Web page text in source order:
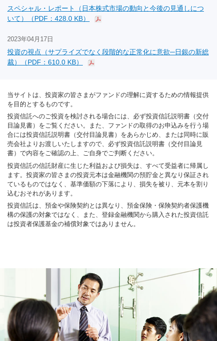
スペシャル・レポート（日本株式市場の動向と今後の見通しにつ
いて）（PDF：428.0 KB）
2023年04月17日
投資の視点（サプライズでなく段階的な正常化に意欲─日銀の新総
裁）（PDF：610.0 KB）
当サイトは、投資家の皆さまがファンドの理解に資するための情報提供
を目的とするものです。
投資信託へのご投資を検討される場合には、必ず投資信託説明書（交付
目論見書）をご覧ください。また、ファンドの取得のお申込みを行う場
合には投資信託説明書（交付目論見書）をあらかじめ、または同時に販
売会社よりお渡しいたしますので、必ず投資信託説明書（交付目論見
書）で内容をご確認の上、ご自身でご判断ください。
投資信託の信託財産に生じた利益および損失は、すべて受益者に帰属し
ます。投資家の皆さまの投資元本は金融機関の預貯金と異なり保証され
ているものではなく、基準価額の下落により、損失を被り、元本を割り
込むおそれがあります。
投資信託は、預金や保険契約とは異なり、預金保険・保険契約者保護機
構の保護の対象ではなく、また、登録金融機関から購入された投資信託
は投資者保護基金の補償対象ではありません。